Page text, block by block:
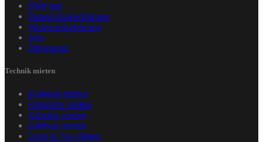
Über uns
Datenschutzerklärung
Widerrufsbelehrung
Jobs
Impressum
Technik mieten
Kameras mieten
Objektive mieten
Zubehör mieten
Gimbals mieten
Licht & Ton mieten